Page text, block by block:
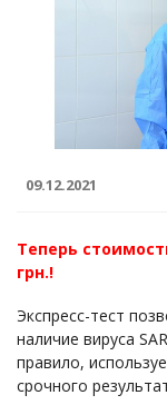
09.12.2021
Теперь
грн.!
Экспресс-тест
наличие вируса
правило,
срочного